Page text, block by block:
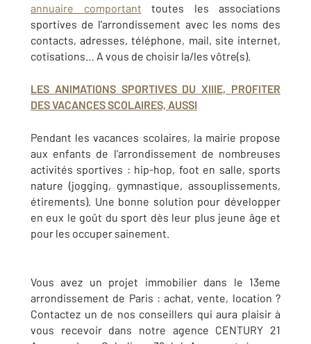
annuaire comportant toutes les associations
sportives de l'arrondissement avec les noms des
contacts, adresses, téléphone, mail, site internet,
cotisations… A vous de choisir la/les vôtre(s).
LES ANIMATIONS SPORTIVES DU XIIIE, PROFITER
DES VACANCES SCOLAIRES, AUSSI
Pendant les vacances scolaires, la mairie propose
aux enfants de l'arrondissement de nombreuses
activités sportives : hip-hop, foot en salle, sports
nature (jogging, gymnastique, assouplissements,
étirements). Une bonne solution pour développer
en eux le goût du sport dès leur plus jeune âge et
pour les occuper sainement.
Vous avez un projet immobilier dans le 13eme
arrondissement de Paris : achat, vente, location ?
Contactez un de nos conseillers qui aura plaisir à
vous recevoir dans notre agence CENTURY 21